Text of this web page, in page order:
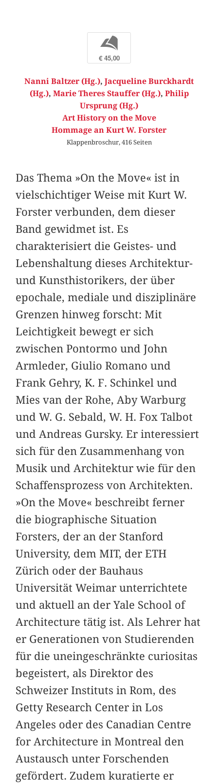
b
€ 45,00
Nanni Baltzer (Hg.), Jacqueline Burckhardt
(Hg.), Marie Theres Stauffer (Hg.), Philip
Ursprung (Hg.)
Art History on the Move
Hommage an Kurt W. Forster
Klappenbroschur, 416 Seiten
Das Thema »On the Move« ist in
vielschichtiger Weise mit Kurt W.
Forster verbunden, dem dieser
Band gewidmet ist. Es
charakterisiert die Geistes- und
Lebenshaltung dieses Architektur-
und Kunsthistorikers, der über
epochale, mediale und disziplinäre
Grenzen hinweg forscht: Mit
Leichtigkeit bewegt er sich
zwischen Pontormo und John
Armleder, Giulio Romano und
Frank Gehry, K. F. Schinkel und
Mies van der Rohe, Aby Warburg
und W. G. Sebald, W. H. Fox Talbot
und Andreas Gursky. Er interessiert
sich für den Zusammenhang von
Musik und Architektur wie für den
Schaffensprozess von Architekten.
»On the Move« beschreibt ferner
die biographische Situation
Forsters, der an der Stanford
University, dem MIT, der ETH
Zürich oder der Bauhaus
Universität Weimar unterrichtete
und aktuell an der Yale School of
Architecture tätig ist. Als Lehrer hat
er Generationen von Studierenden
für die uneingeschränkte curiositas
begeistert, als Direktor des
Schweizer Instituts in Rom, des
Getty Research Center in Los
Angeles oder des Canadian Centre
for Architecture in Montreal den
Austausch unter Forschenden
gefördert. Zudem kuratierte er